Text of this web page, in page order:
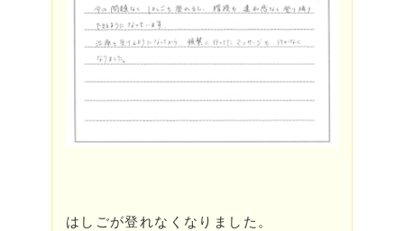
はしごが登れなくなりました。